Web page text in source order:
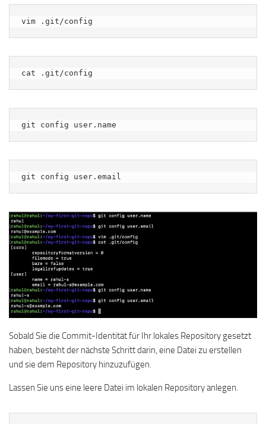
vim .git/config
cat .git/config
git config user.name
git config user.email
Sobald Sie die Commit-Identität für Ihr lokales Repository gesetzt
haben, besteht der nächste Schritt darin, eine Datei zu erstellen
und sie dem Repository hinzuzufügen.
Lassen Sie uns eine leere Datei im lokalen Repository anlegen.